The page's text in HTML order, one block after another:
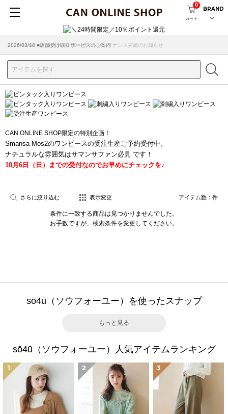
カート
0
BRAND
2026/08/04 ■8/13(木)AM2:00～サイトメンテナンス実施のお知らせ
2026/03/18 ■店舗受け取りサービスのご案内
CAN ONLINE SHOP限定の特別企画！
Smansa Mos2のワンピースの受注生産ご予約受付中。
ナチュラルな雰囲気はサマンサファン必見 です！
10月6日（日）までの受付なのでお早めにチェックを♪
さらに絞り込む 表示変更 アイテム数： 件
条件に一致する商品は見つかりませんでした。
お手数ですが、検索条件を変更してください。
sō4ū（ソウフォーユー）を使ったスナップ
もっと見る
sō4ū（ソウフォーユー）人気アイテムランキング
1 2 3